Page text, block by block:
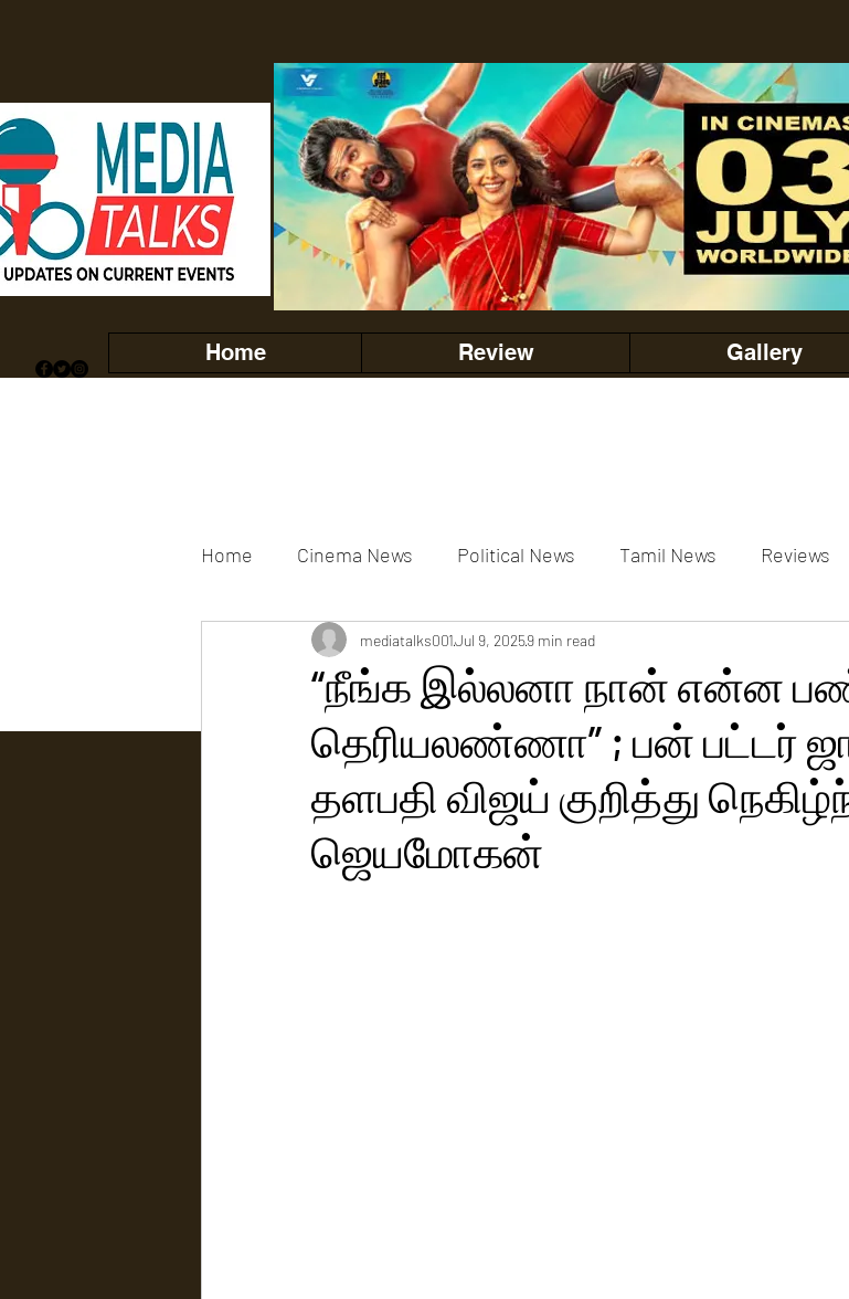
Home Review Gallery
Home Cinema News Political News Tamil News Reviews
Movies Gallery Actress Gallery Events Gallery
Tv news
“நீங்க இல்லனா நான் என்ன
தெரியலண்ணா” ; பன் பட்டர்
தளபதி விஜய் குறித்து
ஜெயமோகன்
mediatalks001Jul 9, 20259 min read